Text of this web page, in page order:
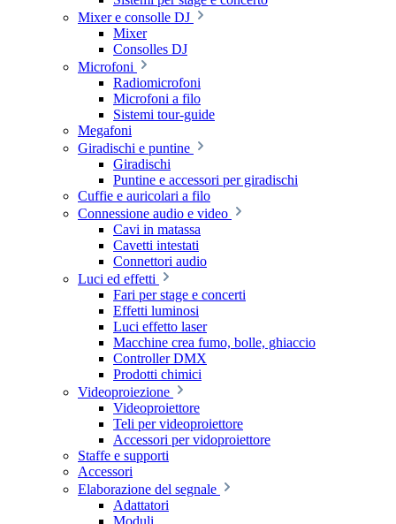
Mixer e consolle DJ
Mixer
Consolles DJ
Microfoni
Radiomicrofoni
Microfoni a filo
Sistemi tour-guide
Megafoni
Giradischi e puntine
Giradischi
Puntine e accessori per giradischi
Cuffie e auricolari a filo
Connessione audio e video
Cavi in matassa
Cavetti intestati
Connettori audio
Luci ed effetti
Fari per stage e concerti
Effetti luminosi
Luci effetto laser
Macchine crea fumo, bolle, ghiaccio
Controller DMX
Prodotti chimici
Videoproiezione
Videoproiettore
Teli per videoproiettore
Accessori per vidoproiettore
Staffe e supporti
Accessori
Elaborazione del segnale
Adattatori
Moduli